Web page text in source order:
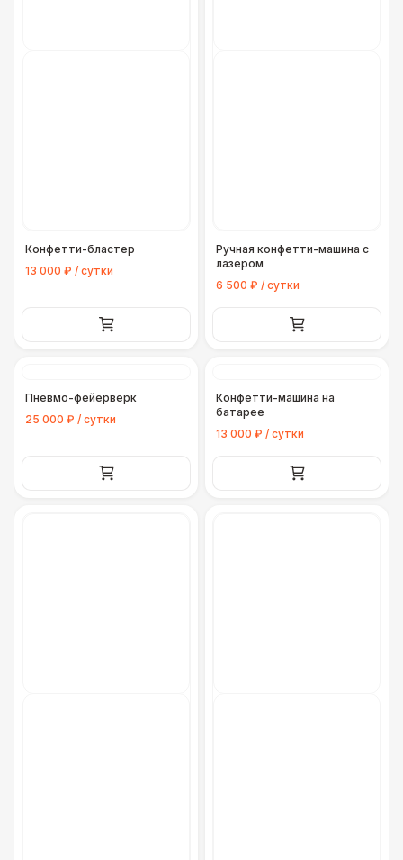
Конфетти-бластер
13 000 ₽ / сутки
Ручная конфетти-машина с
лазером
6 500 ₽ / сутки
Пневмо-фейерверк
25 000 ₽ / сутки
Конфетти-машина на
батарее
13 000 ₽ / сутки